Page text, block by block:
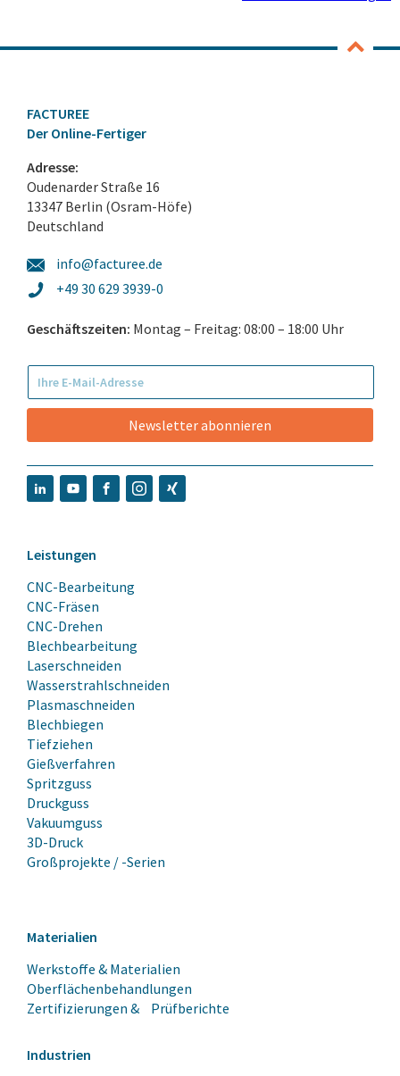
FACTUREE
Der Online-Fertiger
Adresse:
Oudenarder Straße 16
13347 Berlin (Osram-Höfe)
Deutschland
info@facturee.de
+49 30 629 3939-0
Geschäftszeiten: Montag – Freitag: 08:00 – 18:00 Uhr
Newsletter abonnieren
Leistungen
CNC-Bearbeitung
CNC-Fräsen
CNC-Drehen
Blechbearbeitung
Laserschneiden
Wasserstrahlschneiden
Plasmaschneiden
Blechbiegen
Tiefziehen
Gießverfahren
Spritzguss
Druckguss
Vakuumguss
3D-Druck
Großprojekte / -Serien
Materialien
Werkstoffe & Materialien
Oberflächenbehandlungen
Zertifizierungen & Prüfberichte
Industrien